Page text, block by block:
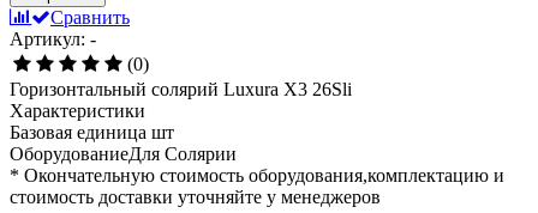
Сравнить
Артикул: -
(0)
Горизонтальный солярий Luxura X3 26Sli
Характеристики
Базовая единица шт
ОборудованиеДля Солярии
* Окончательную стоимость оборудования,комплектацию и
стоимость доставки уточняйте у менеджеров